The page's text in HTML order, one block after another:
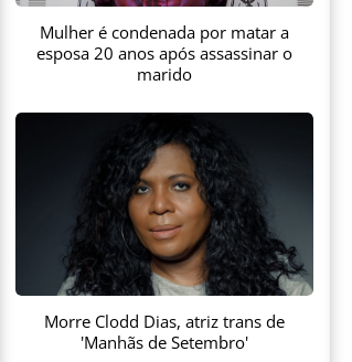
Mulher é condenada por matar a
esposa 20 anos após assassinar o
marido
Morre Clodd Dias, atriz trans de
'Manhãs de Setembro'